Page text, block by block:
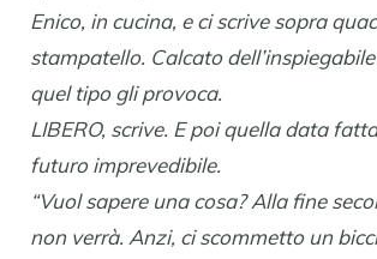
Enico, in cucina, e ci scrive sopra
stampatello. Calcato
quel tipo gli provoca.
LIBERO, scrive. E poi quella data
futuro imprevedibile.
“Vuol sapere una cosa? Alla fine
non verrà. Anzi, ci scommetto un